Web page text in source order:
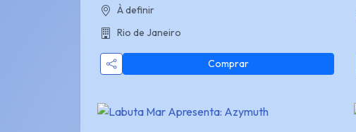
À definir
Rio de Janeiro
Comprar